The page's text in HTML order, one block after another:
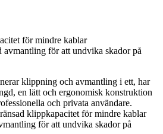
för mindre kablar
för att undvika skador på
klippning och avmantling i ett, har
en lätt och ergonomisk konstruktion
och privata användare.
klippkapacitet för mindre kablar
för att undvika skador på